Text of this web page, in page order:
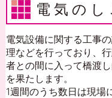
電気のし
電気設備に関する工事
理などを行っており、
者との間に入って橋渡
を果たします。
1週間のうち数日は現場